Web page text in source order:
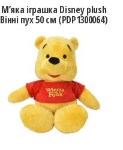
М’яка іграшка Disney plush
Вінні пух 50 см (PDP1300064)